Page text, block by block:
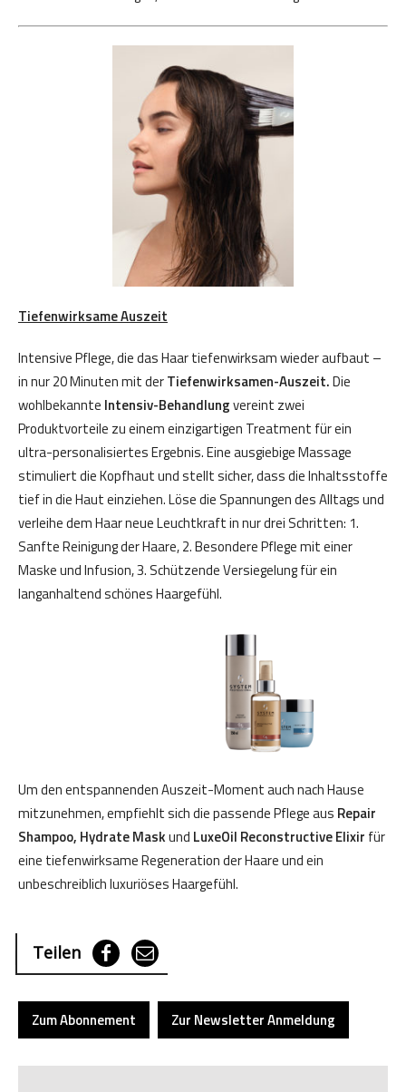
Tiefenwirksame Auszeit
Intensive Pflege, die das Haar tiefenwirksam wieder aufbaut –
in nur 20 Minuten mit derTiefenwirksamen-Auszeit.Die
wohlbekannte Intensiv-Behandlungvereint zwei
Produktvorteile zu einem einzigartigen Treatment für ein
ultra-personalisiertes Ergebnis. Eine ausgiebige Massage
stimuliert die Kopfhaut und stellt sicher, dass die Inhaltsstoffe
tief in die Haut einziehen. Löse die Spannungen des Alltags und
verleihe dem Haar neue Leuchtkraft in nur drei Schritten: 1.
Sanfte Reinigung der Haare, 2. Besondere Pflege mit einer
Maske und Infusion, 3. Schützende Versiegelung für ein
langanhaltend schönes Haargefühl.
Um den entspannenden Auszeit-Moment auch nach Hause
mitzunehmen, empfiehlt sich die passende Pflege aus Repair
Shampoo, Hydrate Maskund LuxeOil Reconstructive Elixir für
eine tiefenwirksame Regeneration der Haare und ein
unbeschreiblich luxuriöses Haargefühl.
Teilen
Zum Abonnement Zur Newsletter Anmeldung